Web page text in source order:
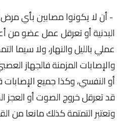
- أن لا يكونوا مصابين بأي
البدنية أو تعرقل عمل عضو من
عملي بالليل والنهار، ولا سيما
والإصابات المزمنة فالجهاز
أو النفسي، وكذا جميع الإصابات
قد تعرقل خروج الصوت أو العجز
وتعتبر التمتمة كذلك مانعا من